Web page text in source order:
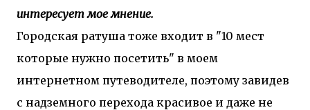
интересует мое мнение.
Городская ратуша тоже входит в "10 мест
которые нужно посетить" в моем
интернетном путеводителе, поэтому завидев
с надземного перехода красивое и даже не